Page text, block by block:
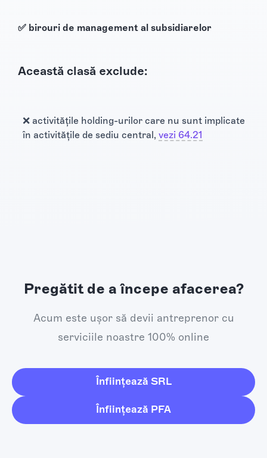
✅ birouri de management al subsidiarelor
Această clasă exclude:
❌ activitățile holding-urilor care nu sunt implicate
în activitățile de sediu central, vezi 64.21
Pregătit de a începe afacerea?
Acum este ușor să devii antreprenor cu
serviciile noastre 100% online
Înființează SRL
Înființează PFA